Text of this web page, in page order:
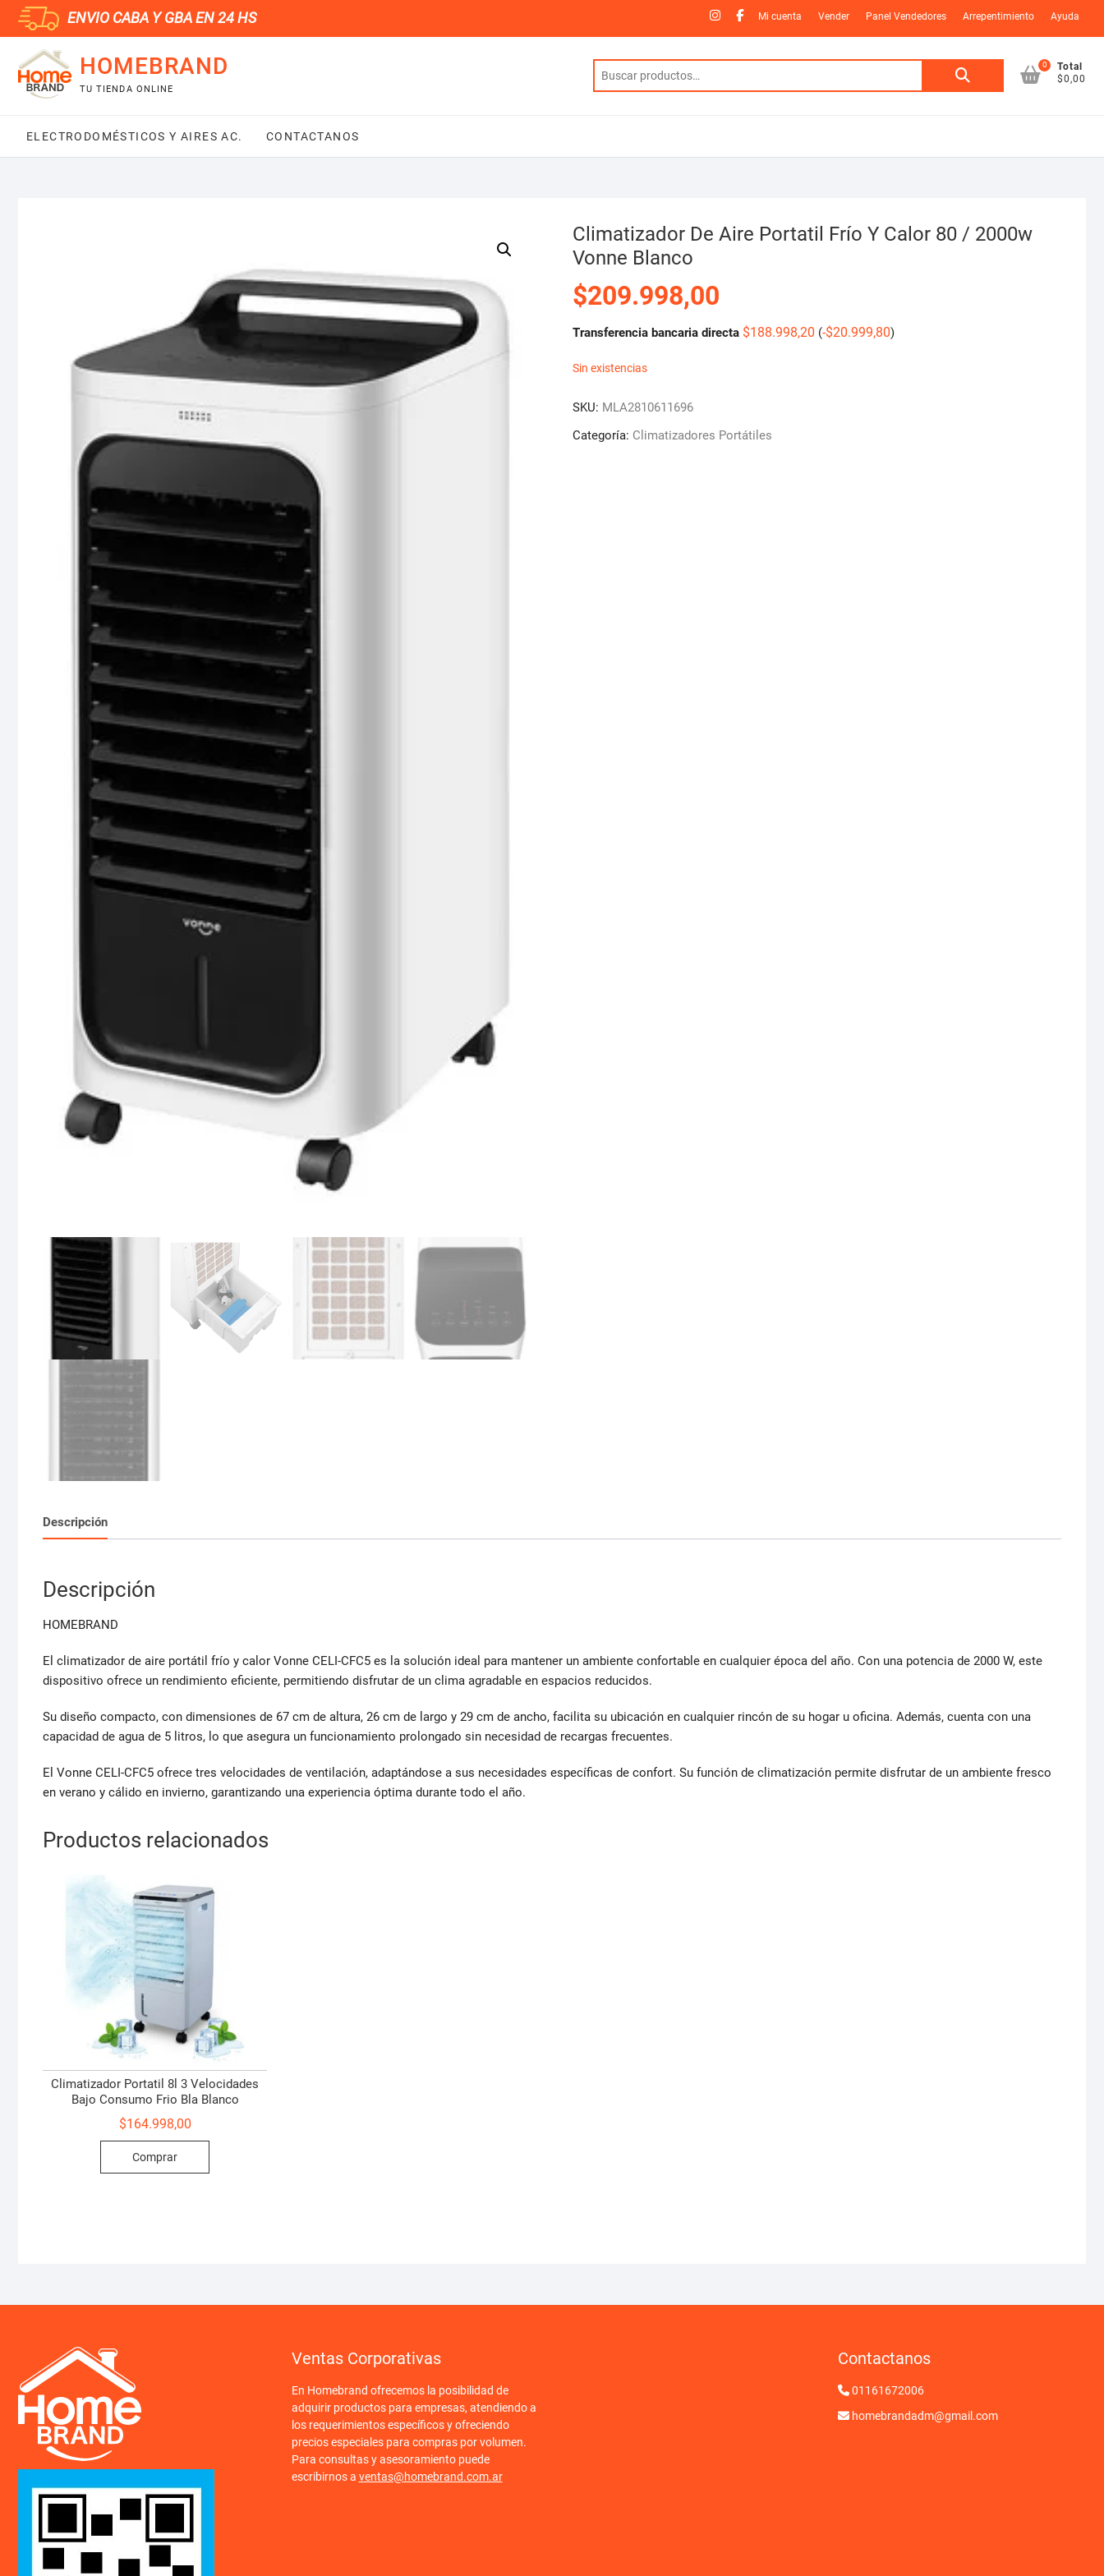
Saltar
contenido
ENVIO CABA Y GBA EN 24 HS Instagram
Facebook
Mi cuenta Vender Panel Vendedores Arrepentimiento Ayuda
HOMEBRAND
TU TIENDA ONLINE
Buscar
0
Total
$0,00
ELECTRODOMÉSTICOS Y AIRES AC. CONTACTANOS
Climatizador De Aire Portatil Frío Y Calor 80 / 2000w
Vonne Blanco
$209.998,00
Transferencia bancaria directa $188.998,20 (-$20.999,80)
Sin existencias
SKU: MLA2810611696
Categoría: Climatizadores Portátiles
Descripción
Descripción
HOMEBRAND
El climatizador de aire portátil frío y calor Vonne CELI-CFC5 es la solución ideal para mantener un ambiente confortable en cualquier época del año. Con una potencia de 2000 W, este
dispositivo ofrece un rendimiento eficiente, permitiendo disfrutar de un clima agradable en espacios reducidos.
Su diseño compacto, con dimensiones de 67 cm de altura, 26 cm de largo y 29 cm de ancho, facilita su ubicación en cualquier rincón de su hogar u oficina. Además, cuenta con una
capacidad de agua de 5 litros, lo que asegura un funcionamiento prolongado sin necesidad de recargas frecuentes.
El Vonne CELI-CFC5 ofrece tres velocidades de ventilación, adaptándose a sus necesidades específicas de confort. Su función de climatización permite disfrutar de un ambiente fresco
en verano y cálido en invierno, garantizando una experiencia óptima durante todo el año.
Productos relacionados
Climatizador Portatil 8l 3 Velocidades
Bajo Consumo Frio Bla Blanco
$164.998,00
Comprar
Ventas Corporativas
En Homebrand ofrecemos la posibilidad de
adquirir productos para empresas, atendiendo a
los requerimientos específicos y ofreciendo
precios especiales para compras por volumen.
Para consultas y asesoramiento puede
escribirnos a ventas@homebrand.com.ar
Contactanos
01161672006
homebrandadm@gmail.com